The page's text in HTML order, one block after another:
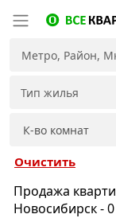
Очистить
Продажа
Новосибирск -